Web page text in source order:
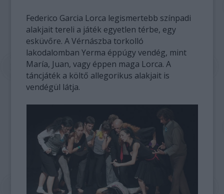
Federico Garcia Lorca legismertebb színpadi
alakjait tereli a játék egyetlen térbe, egy
esküvőre. A Vérnászba torkolló
lakodalomban Yerma éppúgy vendég, mint
María, Juan, vagy éppen maga Lorca. A
táncjáték a költő allegorikus alakjait is
vendégül látja.